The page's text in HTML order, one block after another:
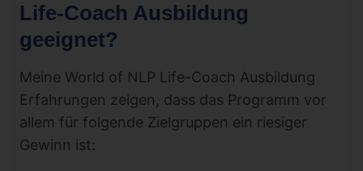
Life-Coach Ausbildung
geeignet?
Meine World of NLP Life-Coach Ausbildung
Erfahrungen zeigen, dass das Programm vor
allem für folgende Zielgruppen ein riesiger
Gewinn ist: